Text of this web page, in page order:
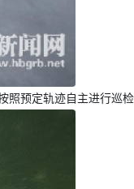
预定轨迹自主进行巡检